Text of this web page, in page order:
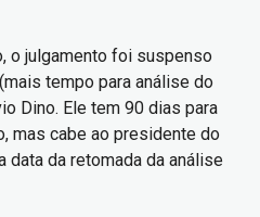
o julgamento foi suspenso
tempo para análise do
Dino. Ele tem 90 dias para
mas cabe ao presidente do
data da retomada da análise